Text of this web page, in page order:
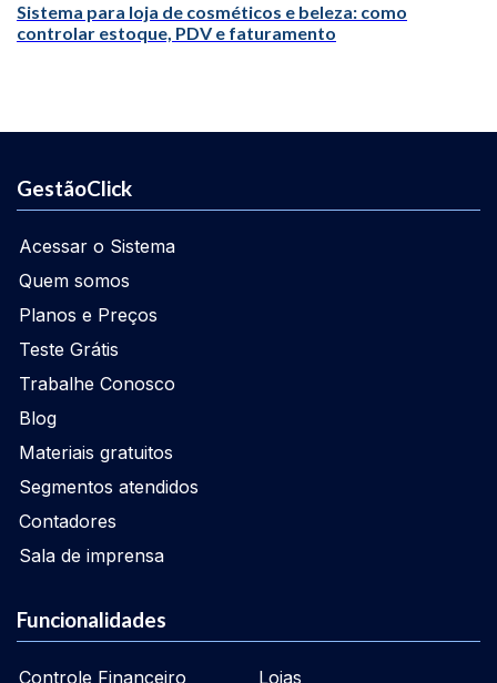
Sistema para loja de cosméticos e beleza: como
controlar estoque, PDV e faturamento
GestãoClick
Acessar o Sistema
Quem somos
Planos e Preços
Teste Grátis
Trabalhe Conosco
Blog
Materiais gratuitos
Segmentos atendidos
Contadores
Sala de imprensa
Funcionalidades
Controle Financeiro
Lojas